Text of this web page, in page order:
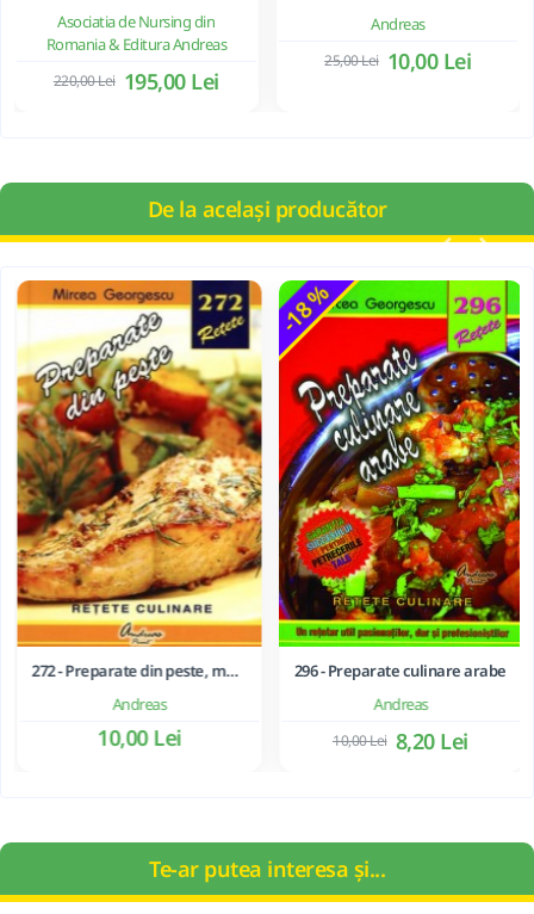
Asociatia de Nursing din
Romania & Editura Andreas
195,00 Lei
220,00 Lei
Andreas
10,00 Lei
25,00 Lei
De la același producător
Andreas
272 - Preparate din peste, moluste si crustacee
10,00 Lei
-18 %
Andreas
296 - Preparate culinare arabe
8,20 Lei
10,00 Lei
Te-ar putea interesa și...